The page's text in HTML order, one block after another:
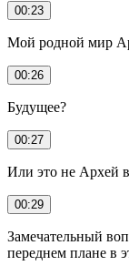
00:23
Мой родной мир
00:26
Будущее?
00:27
Или это не Архей
00:29
Замечательный
переднем плане в